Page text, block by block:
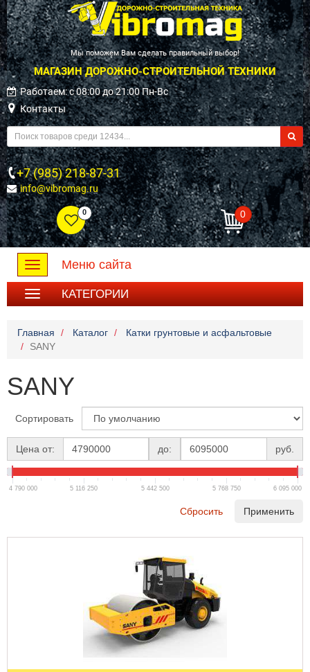
Мы поможем Вам сделать правильный выбор!
МАГАЗИН ДОРОЖНО-СТРОИТЕЛЬНОЙ ТЕХНИКИ
Работаем: c 08:00 до 21:00 Пн-Вс
Контакты
+7 (985) 218-87-31
info@vibromag.ru
0 0
Toggle
navigation
Меню сайта
КАТЕГОРИИ
Главная Каталог
Катки грунтовые и асфальтовые
SANY
SANY
Сортировать
Цена от: до: руб.
4 790 000 5 116 250 5 442 500 5 768 750 6 095 000
Сбросить Применить